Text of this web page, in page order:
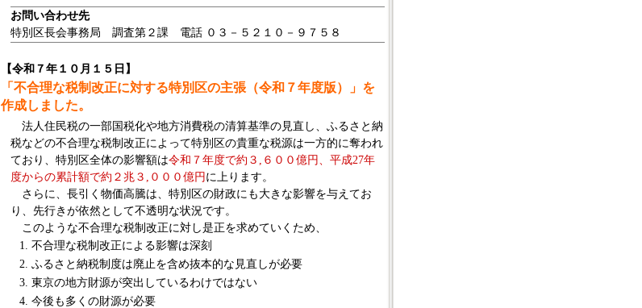
お問い合わせ先
特別区長会事務局 調査第２課 電話 ０３－５２１０－９７５８
【令和７年１０月１５日】
「不合理な税制改正に対する特別区の主張（令和７年度版）」を
作成しました。
法人住民税の一部国税化や地方消費税の清算基準の見直し、ふるさと納
税などの不合理な税制改正によって特別区の貴重な税源は一方的に奪われ
ており、特別区全体の影響額は令和７年度で約３,６００億円、平成27年
度からの累計額で約２兆３,０００億円に上ります。
さらに、長引く物価高騰は、特別区の財政にも大きな影響を与えてお
り、先行きが依然として不透明な状況です。
このような不合理な税制改正に対し是正を求めていくため、
不合理な税制改正による影響は深刻
ふるさと納税制度は廃止を含め抜本的な見直しが必要
東京の地方財源が突出しているわけではない
今後も多くの財源が必要